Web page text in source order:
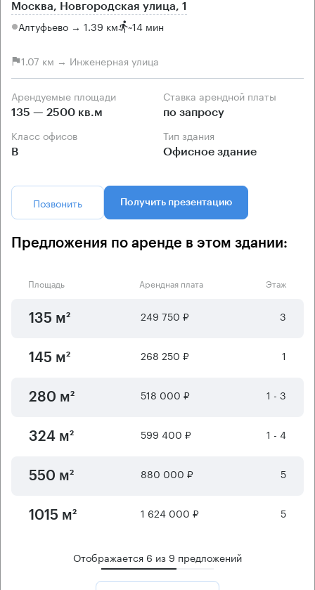
Москва, Новгородская улица, 1
Алтуфьево → 1.39 км ~14 мин
1.07 км → Инженерная улица
Арендуемые площади
135 — 2500 кв.м
Ставка арендной платы
по запросу
Класс офисов
B
Тип здания
Офисное здание
Позвонить Получить презентацию
Предложения по аренде в этом здании:
Площадь Арендная плата Этаж
135 м² 249 750 ₽ 3
145 м² 268 250 ₽ 1
280 м² 518 000 ₽ 1 - 3
324 м² 599 400 ₽ 1 - 4
550 м² 880 000 ₽ 5
1015 м² 1 624 000 ₽ 5
Отображается 6 из 9 предложений